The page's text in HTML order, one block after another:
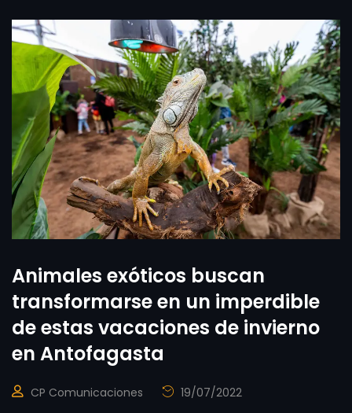
Animales exóticos buscan
transformarse en un imperdible
de estas vacaciones de invierno
en Antofagasta
CP Comunicaciones 19/07/2022